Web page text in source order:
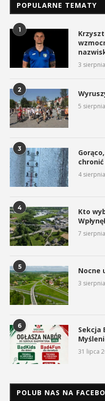
POPULARNE TEMATY
1
3
2
5
3
chronić
4
4
Kto
7
5 Nocne
3
6
Sekcja
31 lipca
POLUB NAS NA